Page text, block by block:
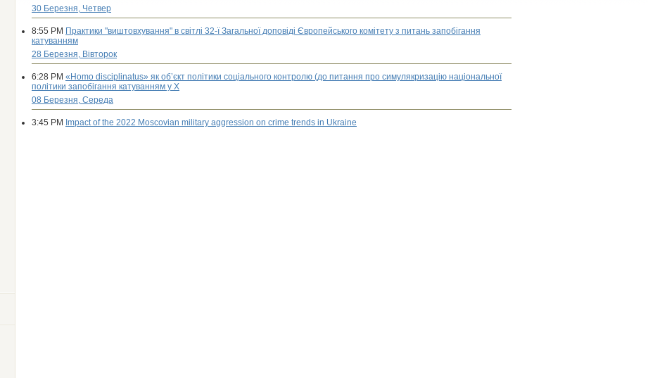
30 Березня, Четвер
8:55 PM Практики "виштовхування" в світлі 32-ї Загальної доповіді Європейського комітету з питань запобігання
катуванням
28 Березня, Вівторок
6:28 PM «Homo disciplinatus» як об’єкт політики соціального контролю (до питання про симулякризацію національної
політики запобігання катуванням у Х
08 Березня, Середа
3:45 PM Impact of the 2022 Moscovian military aggression on crime trends in Ukraine